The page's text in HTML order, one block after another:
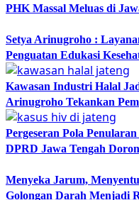
PHK Massal Meluas di
Setya Arinugroho :
Penguatan Edukasi
Kawasan Industri Halal
Arinugroho Tekankan
Pergeseran Pola
DPRD Jawa Tengah
Menyeka Jarum,
Golongan Darah Menjadi